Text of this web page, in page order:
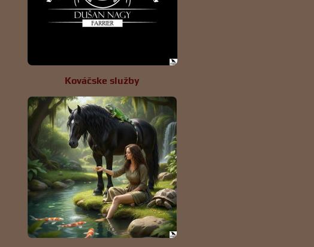
Kováčske služby